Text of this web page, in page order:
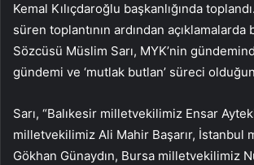
Kemal Kılıçdaroğlu başkanlığında
süren toplantının ardından açıklamalarda
Sözcüsü Müslim Sarı, MYK’nin
gündemi ve ‘mutlak butlan’ süreci
Sarı, “Balıkesir milletvekilimiz Ensar
milletvekilimiz Ali Mahir Başarır, İstanbul
Gökhan Günaydın, Bursa milletvekilimiz